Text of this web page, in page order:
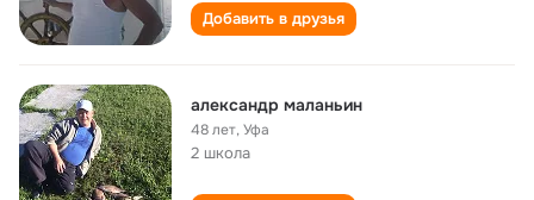
Добавить в друзья
александр маланьин
48 лет,Уфа
2 школа